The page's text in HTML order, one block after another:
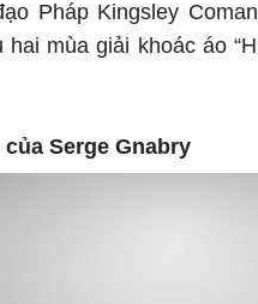
Pháp Kingsley
mùa giải khoác áo
Serge Gnabry